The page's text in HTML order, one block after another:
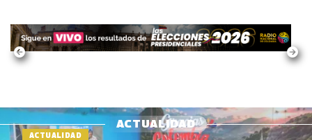
ACTUALIDAD
ACTUALIDAD